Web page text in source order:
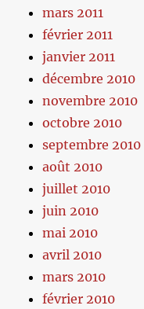
mars 2011
février 2011
janvier 2011
décembre 2010
novembre 2010
octobre 2010
septembre 2010
août 2010
juillet 2010
juin 2010
mai 2010
avril 2010
mars 2010
février 2010